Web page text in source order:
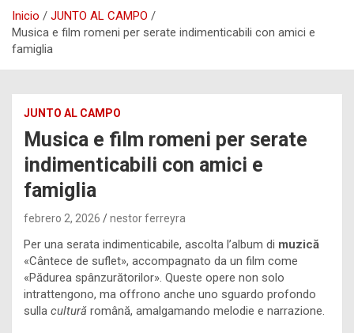
Inicio
JUNTO AL CAMPO
Musica e film romeni per serate indimenticabili con amici e
famiglia
JUNTO AL CAMPO
Musica e film romeni per serate
indimenticabili con amici e
famiglia
febrero 2, 2026 nestor ferreyra
Per una serata indimenticabile, ascolta l’album di muzică
«Cântece de suflet», accompagnato da un film come
«Pădurea spânzurătorilor». Queste opere non solo
intrattengono, ma offrono anche uno sguardo profondo
sulla cultură română, amalgamando melodie e narrazione.